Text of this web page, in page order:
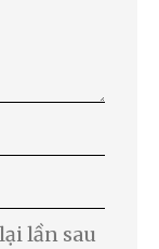
lần sau